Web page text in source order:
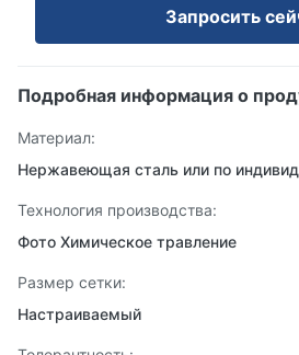
Запросить
Подробная информация о
Материал:
Нержавеющая сталь или по
Технология производства:
Фото Химическое травление
Размер сетки:
Настраиваемый